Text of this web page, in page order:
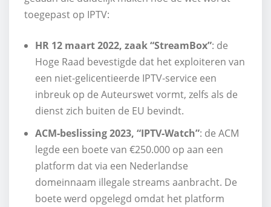
toegepast op IPTV:
HR 12 maart 2022, zaak “StreamBox”: de
Hoge Raad bevestigde dat het exploiteren van
een niet‑gelicentieerde IPTV‑service een
inbreuk op de Auteurswet vormt, zelfs als de
dienst zich buiten de EU bevindt.
ACM‑beslissing 2023, “IPTV‑Watch”: de ACM
legde een boete van €250.000 op aan een
platform dat via een Nederlandse
domeinnaam illegale streams aanbracht. De
boete werd opgelegd omdat het platform